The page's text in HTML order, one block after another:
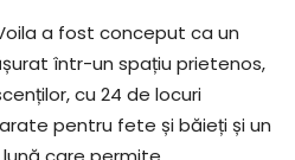
a fost conceput ca un
într-un spațiu prietenos,
cu 24 de locuri
pentru fete și băieți și un